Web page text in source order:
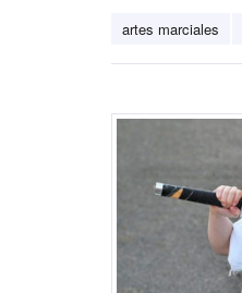
artes marciales